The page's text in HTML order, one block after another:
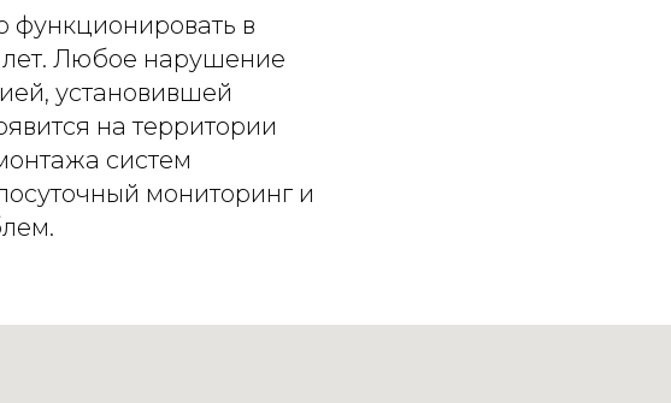
в
Любое нарушение
установившей
на территории
систем
мониторинг и